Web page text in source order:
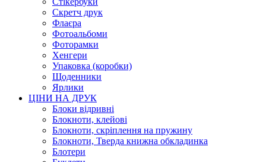
Скретч друк
Флаєра
Фотоальбоми
Фоторамки
Хенгери
Упаковка (коробки)
Щоденники
Ярлики
ЦІНИ НА ДРУК
Блоки відривні
Блокноти, клейові
Блокноти, скріплення на пружину
Блокноти, Тверда книжна обкладинка
Блотери